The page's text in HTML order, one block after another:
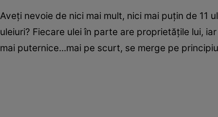
Aveţi nevoie de nici mai mult, nici mai puţin de
uleiuri? Fiecare ulei în parte are proprietăţile lui,
mai puternice...mai pe scurt, se merge pe